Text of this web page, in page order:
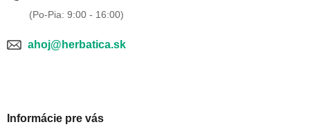
ahoj@herbatica.sk
Informácie pre vás